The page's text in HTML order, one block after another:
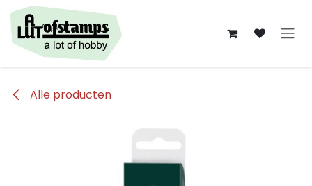
Overslaan naar inhoud
Alle producten